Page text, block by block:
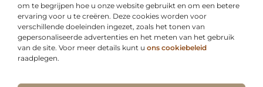
om te begrijpen hoe u onze website gebruikt en om een betere
ervaring voor u te creëren. Deze cookies worden voor
verschillende doeleinden ingezet, zoals het tonen van
gepersonaliseerde advertenties en het meten van het gebruik
van de site. Voor meer details kunt u ons cookiebeleid
raadplegen.
Bericht categorie